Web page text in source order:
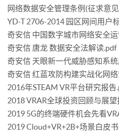
网络数据安全管理条例(征求意
YD-T 2706-2014 园区网间用户
奇安信 中国数字城市网络安全
奇安信 唐龙 数据安全法解读.pdf
奇安信 天眼新一代威胁感知系
奇安信 红蓝攻防构建实战化网
2016年STEAM VR平台研究报告
2018 VRAR全球投资回顾与展
2019 5G的终端硬件机会先看
2019 Cloud+VR+2B+场景白皮